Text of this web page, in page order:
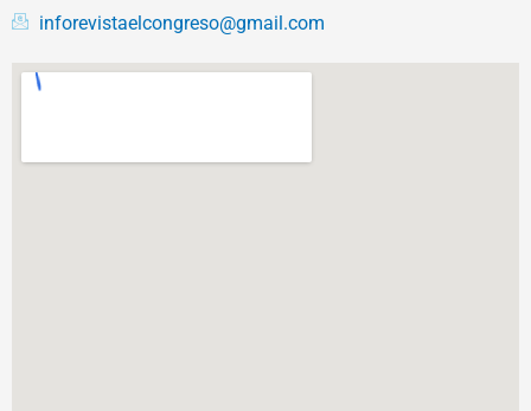
inforevistaelcongreso@gmail.com